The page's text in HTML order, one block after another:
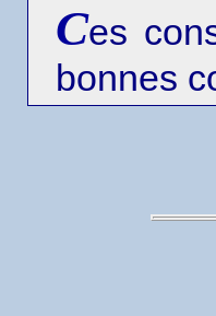
Ces
bonnes